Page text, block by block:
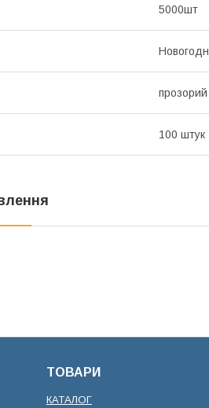
5000шт
прозорий
100 штук
ТОВАРИ
КАТАЛОГ